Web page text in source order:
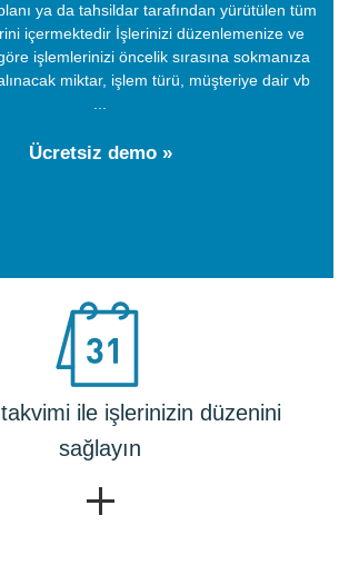
ya da tahsildar tarafından yürütülen tüm
içermektedir İşlerinizi düzenlemenize ve
işlemlerinizi öncelik sırasına sokmanıza
miktar, işlem türü, müşteriye dair vb
Ücretsiz demo »
ile işlerinizin düzenini
sağlayın